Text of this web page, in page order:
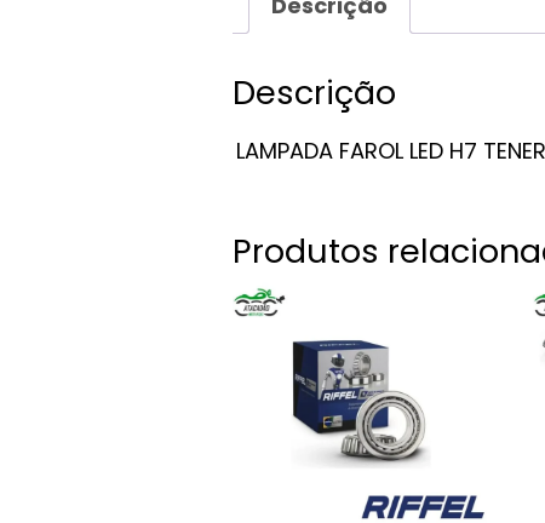
Descrição
LAMPADA FAROL LED H7
Produtos